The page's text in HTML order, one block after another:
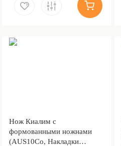
Нож Киалим с
формованными ножнами
(AUS10Co, Накладки